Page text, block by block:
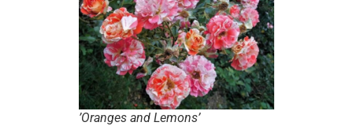
’Oranges and Lemons’